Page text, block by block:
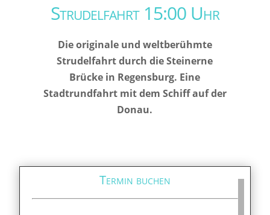
Strudelfahrt 15:00 Uhr
Die originale und weltberühmte
Strudelfahrt durch die Steinerne
Brücke in Regensburg. Eine
Stadtrundfahrt mit dem Schiff auf der
Donau.
Termin buchen